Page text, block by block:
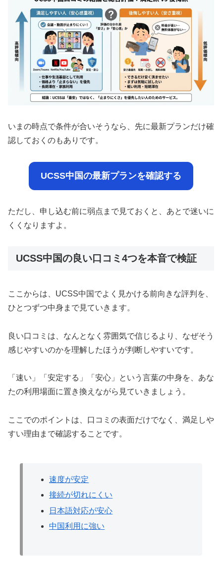
いまの時点で条件が合いそうなら、先に最新プランだけ確
認しておくのもありです。
UCSS中国の最新プランを確認する
ただし、申し込む前に弱点まで見ておくと、あとで迷いに
くくなりますよ。
UCSS中国の良い口コミ4つを本音で検証
ここからは、UCSS中国でよく見かける前向きな評判を、
ひとつずつ中身まで見ていきます。
良い口コミは、なんとなく雰囲気で信じるより、なぜそう
感じやすいのかを理解したほうが判断しやすいです。
「速い」「安定する」「安心」という言葉の中身を、あな
たの利用場面に置き換えながら見ていきましょう。
ここでのポイントは、口コミの表面だけでなく、満足しや
すい理由まで確認することです。
速度が安定
接続が切れにくい
日本語対応が安心
中国利用に強い